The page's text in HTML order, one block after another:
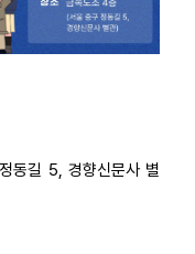
동길 5, 경향신문사 별